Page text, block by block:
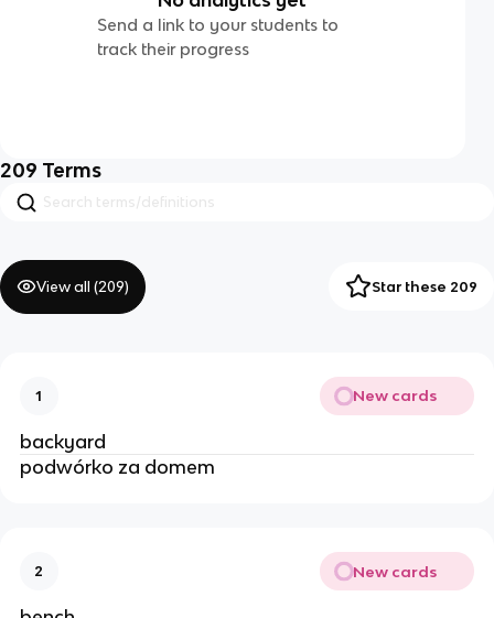
Send a link to your students to
track their progress
209 Terms
View all (209) Star these 209
1 New cards
backyard
podwórko za domem
2 New cards